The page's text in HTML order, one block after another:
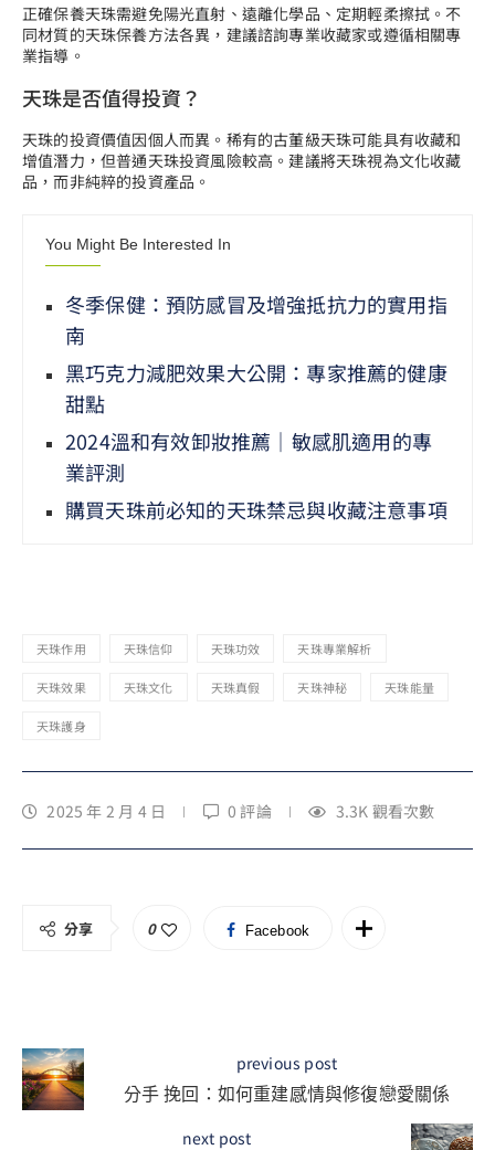
正確保養天珠需避免陽光直射、遠離化學品、定期輕柔擦拭。不
同材質的天珠保養方法各異，建議諮詢專業收藏家或遵循相關專
業指導。
天珠是否值得投資？
天珠的投資價值因個人而異。稀有的古董級天珠可能具有收藏和
增值潛力，但普通天珠投資風險較高。建議將天珠視為文化收藏
品，而非純粹的投資產品。
You Might Be Interested In
冬季保健：預防感冒及增強抵抗力的實用指
南
黑巧克力減肥效果大公開：專家推薦的健康
甜點
2024溫和有效卸妝推薦｜敏感肌適用的專
業評測
購買天珠前必知的天珠禁忌與收藏注意事項
天珠作用 天珠信仰 天珠功效 天珠專業解析
天珠效果 天珠文化 天珠真假 天珠神秘 天珠能量
天珠護身
2025 年 2 月 4 日 0 評論 3.3K 觀看次數
分享 0 Facebook
previous post
分手 挽回：如何重建感情與修復戀愛關係
next post